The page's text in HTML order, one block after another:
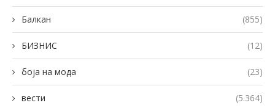
Балкан (855)
БИЗНИС (12)
боја на мода (23)
вести (5.364)